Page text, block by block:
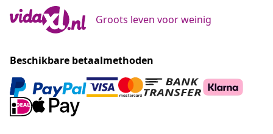
Groots leven voor weinig
Beschikbare betaalmethoden